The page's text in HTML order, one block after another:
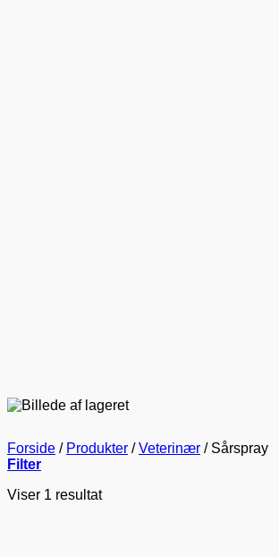
Forside / Produkter / Veterinær /Sårspray
Filter
Viser 1 resultat